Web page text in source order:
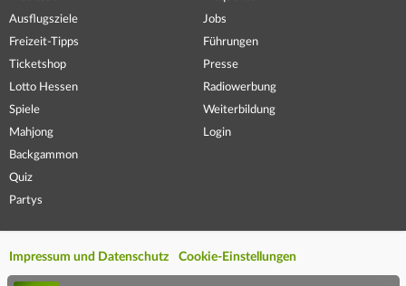
Ausflugsziele
Freizeit-Tipps
Ticketshop
Lotto Hessen
Spiele
Mahjong
Backgammon
Quiz
Partys
Jobs
Führungen
Presse
Radiowerbung
Weiterbildung
Login
Impressum und Datenschutz Cookie-Einstellungen